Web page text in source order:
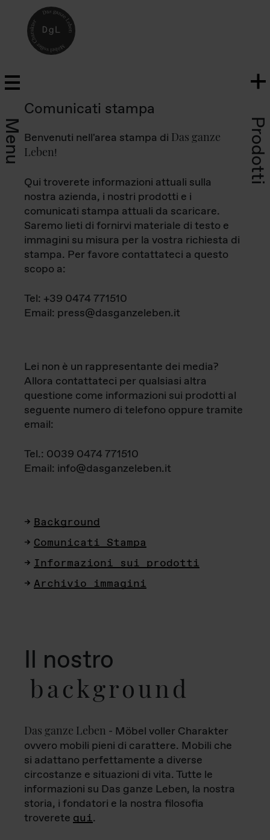
Menu Prodotti
Comunicati stampa
Benvenuti nell'area stampa di Das ganze
Leben!
Qui troverete informazioni attuali sulla
nostra azienda, i nostri prodotti e i
comunicati stampa attuali da scaricare.
Saremo lieti di fornirvi materiale di testo e
immagini su misura per la vostra richiesta di
stampa. Per favore contattateci a questo
scopo a:
Tel: +39 0474 771510
Email: press@dasganzeleben.it
Lei non è un rappresentante dei media?
Allora contattateci per qualsiasi altra
questione come informazioni sui prodotti al
seguente numero di telefono oppure tramite
email:
Tel.: 0039 0474 771510
Email: info@dasganzeleben.it
Background
Comunicati Stampa
Informazioni sui prodotti
Archivio immagini
Il nostro
background
Das ganze Leben - Möbel voller Charakter
ovvero mobili pieni di carattere. Mobili che
si adattano perfettamente a diverse
circostanze e situazioni di vita. Tutte le
informazioni su Das ganze Leben, la nostra
storia, i fondatori e la nostra filosofia
troverete qui.